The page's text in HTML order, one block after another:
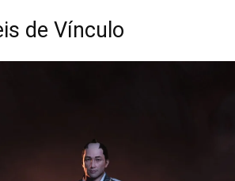
de Vínculo